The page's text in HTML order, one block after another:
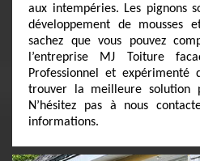
aux intempéries. Les pignons
développement de mousses
sachez que vous pouvez
l’entreprise MJ Toiture
Professionnel et
trouver la meilleure solution
N’hésitez pas à nous
informations.